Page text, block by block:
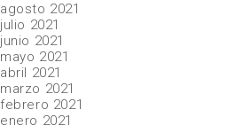
agosto 2021
julio 2021
junio 2021
mayo 2021
abril 2021
marzo 2021
febrero 2021
enero 2021